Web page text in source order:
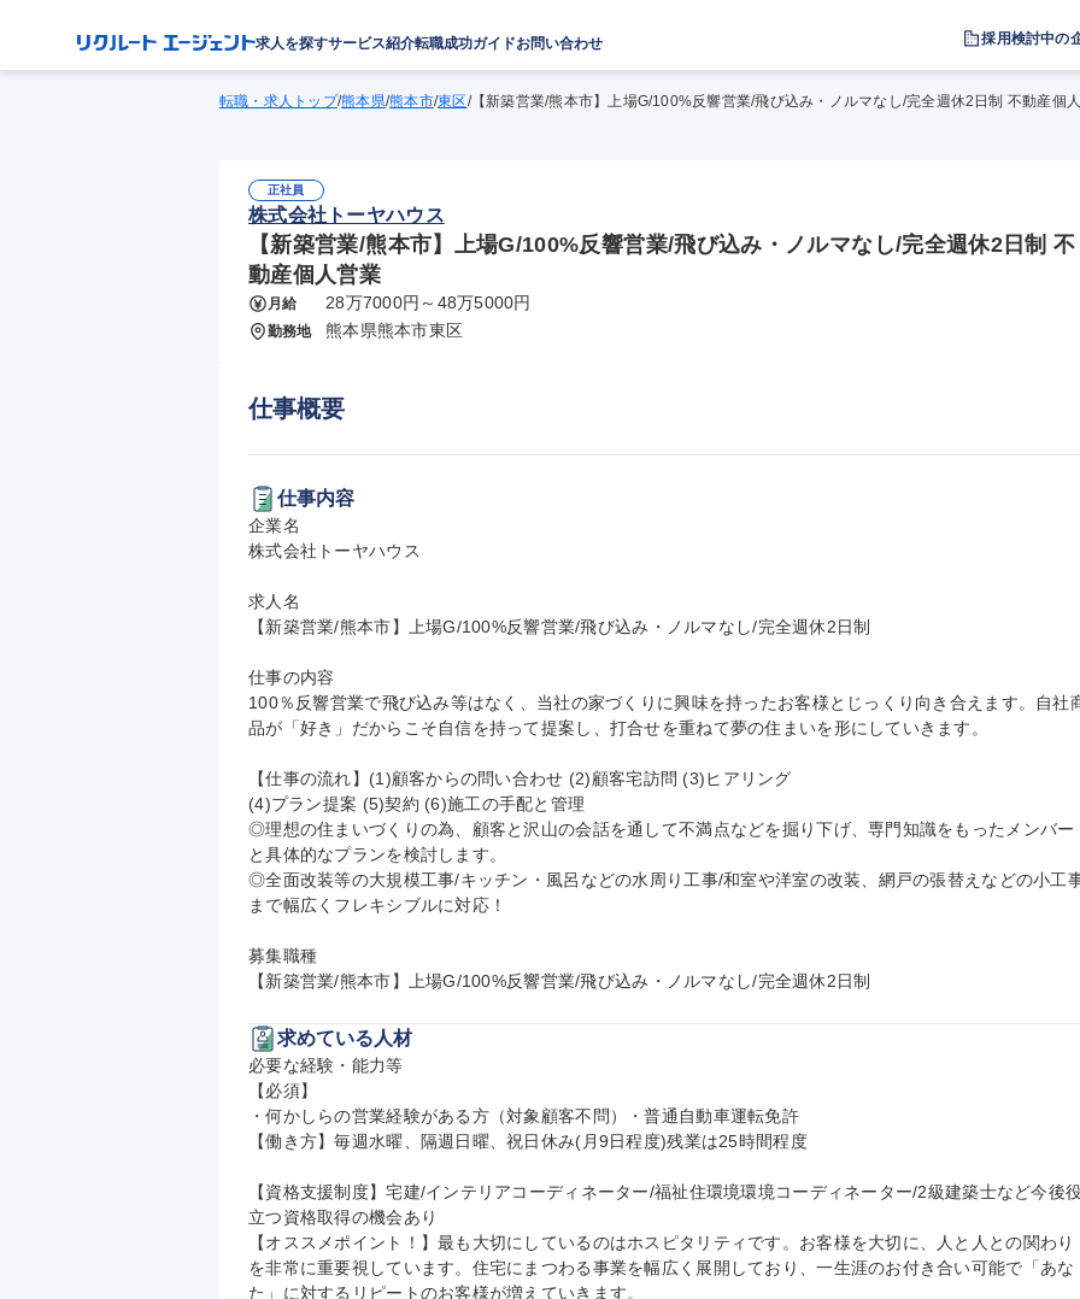
求人を探すサービス紹介転職成功ガイドお問い合わせ 採用検討中の
転職・求人トップ/熊本県/熊本市/東区/【新築営業/熊本市】上場G/100%反響営業/飛び込み・ノルマなし/完全週休2日制 不動産個
正社員
株式会社トーヤハウス
【新築営業/熊本市】上場G/100%反響営業/飛び込み・ノルマなし/完全週休2日制 不
動産個人営業
月給 28万7000円～48万5000円
勤務地 熊本県熊本市東区
仕事概要
仕事内容
企業名
株式会社トーヤハウス
求人名
【新築営業/熊本市】上場G/100%反響営業/飛び込み・ノルマなし/完全週休2日制
仕事の内容
100％反響営業で飛び込み等はなく、当社の家づくりに興味を持ったお客様とじっくり向き合えます。自社
品が「好き」だからこそ自信を持って提案し、打合せを重ねて夢の住まいを形にしていきます。
【仕事の流れ】(1)顧客からの問い合わせ (2)顧客宅訪問 (3)ヒアリング
(4)プラン提案 (5)契約 (6)施工の手配と管理
◎理想の住まいづくりの為、顧客と沢山の会話を通して不満点などを掘り下げ、専門知識をもったメンバー
と具体的なプランを検討します。
◎全面改装等の大規模工事/キッチン・風呂などの水周り工事/和室や洋室の改装、網戸の張替えなどの小工
まで幅広くフレキシブルに対応！
募集職種
【新築営業/熊本市】上場G/100%反響営業/飛び込み・ノルマなし/完全週休2日制
求めている人材
必要な経験・能力等
【必須】
・何かしらの営業経験がある方（対象顧客不問）・普通自動車運転免許
【働き方】毎週水曜、隔週日曜、祝日休み(月9日程度)残業は25時間程度
【資格支援制度】宅建/インテリアコーディネーター/福祉住環境環境コーディネーター/2級建築士など今後
立つ資格取得の機会あり
【オススメポイント！】最も大切にしているのはホスピタリティです。お客様を大切に、人と人との関わり
を非常に重要視しています。住宅にまつわる事業を幅広く展開しており、一生涯のお付き合い可能で「あな
た」に対するリピートのお客様が増えていきます。